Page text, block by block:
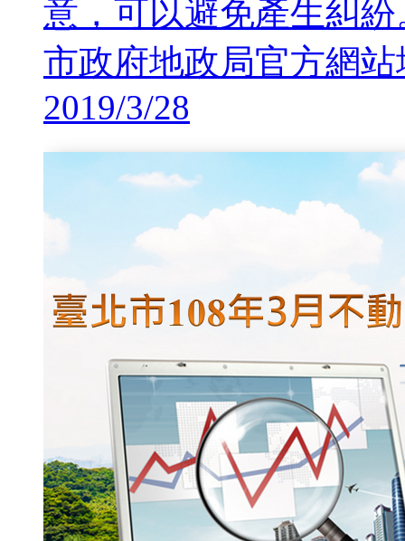
意，可以避免產生糾
市政府地政局官方網
2019/3/28